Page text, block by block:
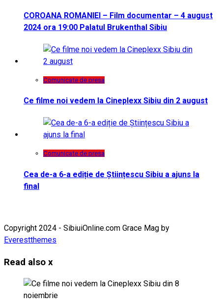
COROANA ROMANIEI – Film documentar – 4 august
2024 ora 19:00 Palatul Brukenthal Sibiu
Comunicate de presa
Ce filme noi vedem la Cineplexx Sibiu din 2 august
Comunicate de presa
Cea de-a 6-a ediție de Științescu Sibiu a ajuns la
final
Copyright 2024 - SibiuiOnline.com Grace Mag by
Everestthemes
Read also x